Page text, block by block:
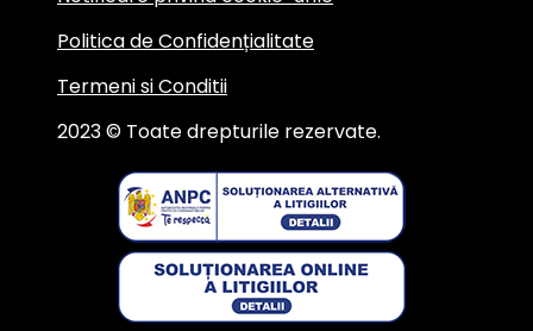
2023 © Toate drepturile rezervate.
Politica de Confidențialitate
Termeni si Conditii